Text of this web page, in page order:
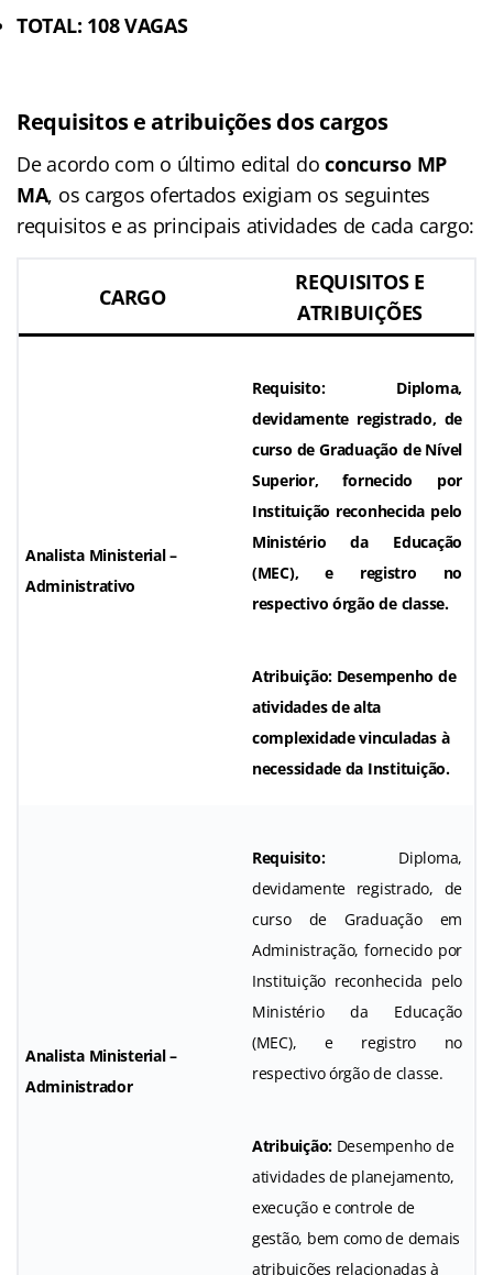
TOTAL: 108 VAGAS
Requisitos e atribuições dos cargos
De acordo com o último edital doconcurso MP
MA, os cargos ofertados exigiam os seguintes
requisitos e as principais atividades de cada cargo:
CARGO
REQUISITOS E
ATRIBUIÇÕES
Analista Ministerial –
Administrativo
Requisito:Diploma,
devidamente registrado, de
curso de Graduação de Nível
Superior, fornecido por
Instituição reconhecida pelo
Ministério da Educação
(MEC), e registro no
respectivo órgão de classe.
Atribuição: Desempenho de
atividades de alta
complexidade vinculadas à
necessidade da Instituição.
Analista Ministerial –
Administrador
Requisito:Diploma,
devidamente registrado, de
curso de Graduação em
Administração, fornecido por
Instituição reconhecida pelo
Ministério da Educação
(MEC), e registro no
respectivo órgão de classe.
Atribuição: Desempenho de
atividades de planejamento,
execução e controle de
gestão, bem como de demais
atribuições relacionadas à